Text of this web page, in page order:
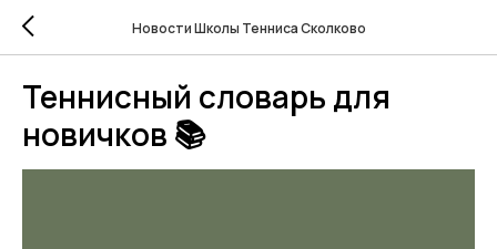
Новости Школы Тенниса Сколково
Теннисный словарь для
новичков 📚